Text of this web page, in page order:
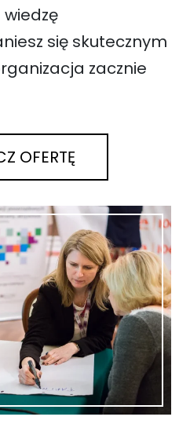
się skutecznym
zacznie
OFERTĘ